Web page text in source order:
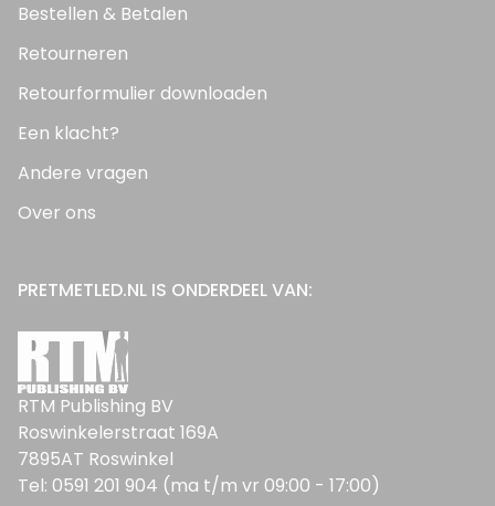
Bestellen & Betalen
Retourneren
Retourformulier downloaden
Een klacht?
Andere vragen
Over ons
PRETMETLED.NL IS ONDERDEEL VAN:
RTM Publishing BV
Roswinkelerstraat 169A
7895AT Roswinkel
Tel: 0591 201 904 (ma t/m vr 09:00 - 17:00)